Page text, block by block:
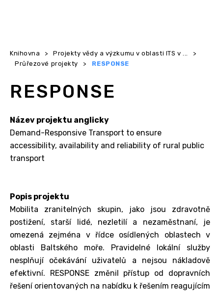
Knihovna > Projekty vědy a výzkumu v oblasti ITS v ...
>
Průřezové projekty
> RESPONSE
RESPONSE
Název projektu anglicky
Demand-Responsive Transport to ensure
accessibility, availability and reliability of rural public
transport
Popis projektu
Mobilita zranitelných skupin, jako jsou zdravotně
postižení, starší lidé, nezletilí a nezaměstnaní, je
omezená zejména v řídce osídlených oblastech v
oblasti Baltského moře. Pravidelné lokální služby
nesplňují očekávání uživatelů a nejsou nákladově
efektivní. RESPONSE změnil přístup od dopravních
řešení orientovaných na nabídku k řešením reagujícím